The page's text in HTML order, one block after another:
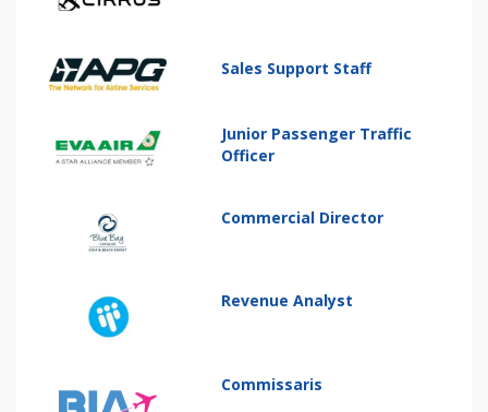
Sales Support Staff
Junior Passenger Traffic
Officer
Commercial Director
Revenue Analyst
Commissaris